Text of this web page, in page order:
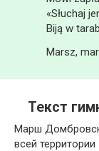
«Słuchaj
Biją w
Marsz,
Текст
Марш
всей